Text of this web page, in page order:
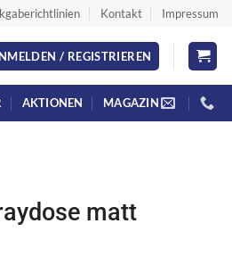
Kontakt Impressum
/ REGISTRIEREN
AKTIONEN MAGAZIN
matt